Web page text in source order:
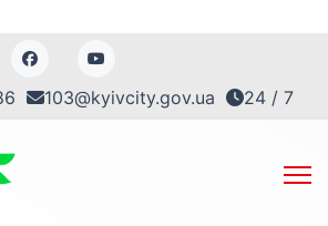
103@kyivcity.gov.ua 24 / 7